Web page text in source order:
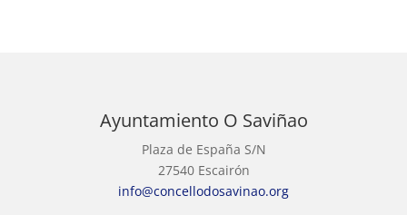
Ayuntamiento O Saviñao
Plaza de España S/N
27540 Escairón
info@concellodosavinao.org